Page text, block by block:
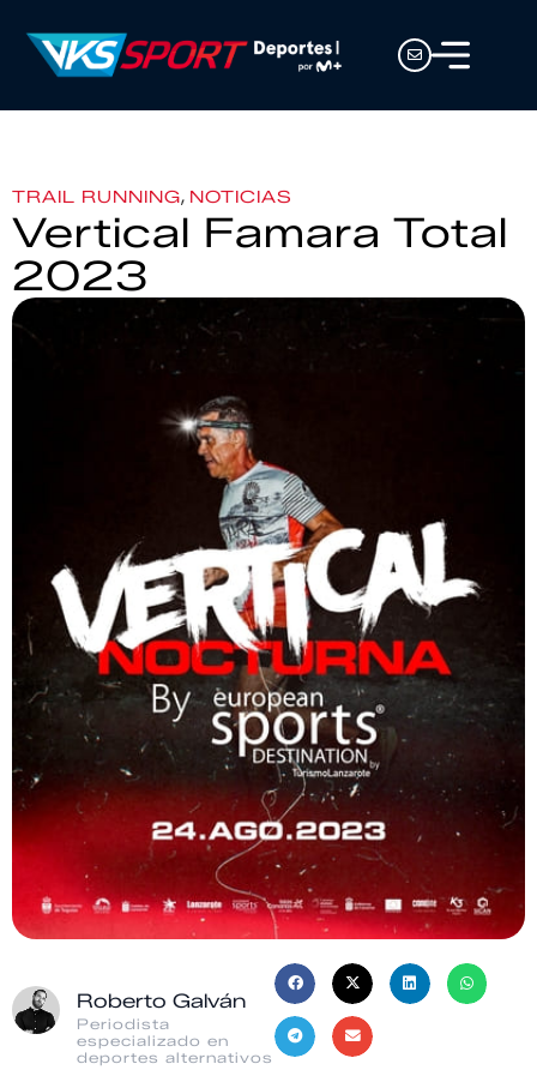
TRAIL RUNNING, NOTICIAS
Vertical Famara Total
2023
Roberto Galván
Periodista
especializado en
deportes alternativos